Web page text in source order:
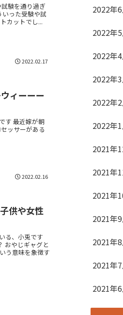
験を通り過ぎ
った受験や試
カットでし...
2022.02.17
ィーーー
す 最近嫁が朝
ッサーがある
2022.02.16
供や女性
る、小兎です
おやじギャグと
う意味を象徴す
2022年
2022年
2022年
2022年
2022年
2022年
2021年
2021年
2021年
2021年
2021年
2021年
2021年